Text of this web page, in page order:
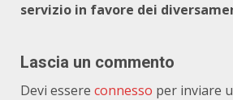
servizio in favore dei
Lascia un commento
Devi essere connesso per inviare